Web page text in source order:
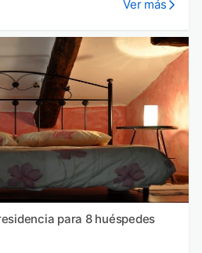
Ver más
para 8 huéspedes